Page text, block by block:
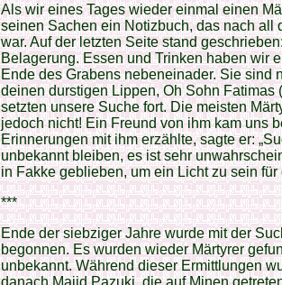
Als wir eines Tages wieder einmal einen
seinen Sachen ein Notizbuch, das nach all
war. Auf der letzten Seite stand
Belagerung. Essen und Trinken haben wir
Ende des Grabens nebeneinader. Sie sind
deinen durstigen Lippen, Oh Sohn Fatimas
setzten unsere Suche fort. Die meisten
jedoch nicht! Ein Freund von ihm kam uns
Erinnerungen mit ihm erzählte, sagte er:
unbekannt bleiben, es ist sehr
in Fakke geblieben, um ein Licht zu sein
***
Ende der siebziger Jahre wurde mit der
begonnen. Es wurden wieder Märtyrer
unbekannt. Während dieser Ermittlungen
danach Majid Pazuki, die auf Minen